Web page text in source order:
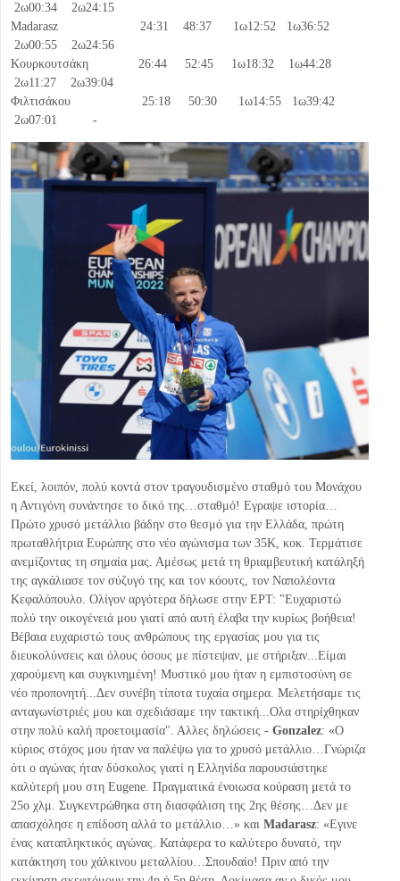
2ω00:34 2ω24:15
Madarasz 24:31 48:37 1ω12:52 1ω36:52
2ω00:55 2ω24:56
Κουρκουτσάκη 26:44 52:45 1ω18:32 1ω44:28
2ω11:27 2ω39:04
Φιλτισάκου 25:18 50:30 1ω14:55 1ω39:42
2ω07:01 -
Εκεί, λοιπόν, πολύ κοντά στον τραγουδισμένο σταθμό του Μονάχου
η Αντιγόνη συνάντησε το δικό της…σταθμό! Εγραψε ιστορία…
Πρώτο χρυσό μετάλλιο βάδην στο θεσμό για την Ελλάδα, πρώτη
πρωταθλήτρια Ευρώπης στο νέο αγώνισμα των 35Κ, κοκ. Τερμάτισε
ανεμίζοντας τη σημαία μας. Αμέσως μετά τη θριαμβευτική κατάληξή
της αγκάλιασε τον σύζυγό της και τον κόουτς, τον Ναπολέοντα
Κεφαλόπουλο. Ολίγον αργότερα δήλωσε στην ΕΡΤ: "Ευχαριστώ
πολύ την οικογένειά μου γιατί από αυτή έλαβα την κυρίως βοήθεια!
Βέβαια ευχαριστώ τους ανθρώπους της εργασίας μου για τις
διευκολύνσεις και όλους όσους με πίστεψαν, με στήριξαν...Είμαι
χαρούμενη και συγκινημένη! Μυστικό μου ήταν η εμπιστοσύνη σε
νέο προπονητή...Δεν συνέβη τίποτα τυχαία σημερα. Μελετήσαμε τις
ανταγωνίστριές μου και σχεδιάσαμε την τακτική...Ολα στηρίχθηκαν
στην πολύ καλή προετοιμασία". Αλλες δηλώσεις - Gonzalez: «Ο
κύριος στόχος μου ήταν να παλέψω για το χρυσό μετάλλιο…Γνώριζα
ότι ο αγώνας ήταν δύσκολος γιατί η Ελληνίδα παρουσιάστηκε
καλύτερή μου στη Eugene. Πραγματικά ένοιωσα κούραση μετά το
25ο χλμ. Συγκεντρώθηκα στη διασφάλιση της 2ης θέσης…Δεν με
απασχόλησε η επίδοση αλλά το μετάλλιο…» και Madarasz: «Εγινε
ένας καταπληκτικός αγώνας. Κατάφερα το καλύτερο δυνατό, την
κατάκτηση του χάλκινου μεταλλίου…Σπουδαίο! Πριν από την